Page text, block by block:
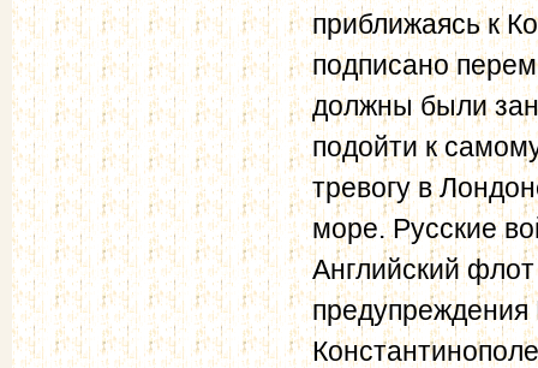
приближаясь к
подписано
должны были
подойти к
тревогу в
море. Русские
Английский
предупреждения